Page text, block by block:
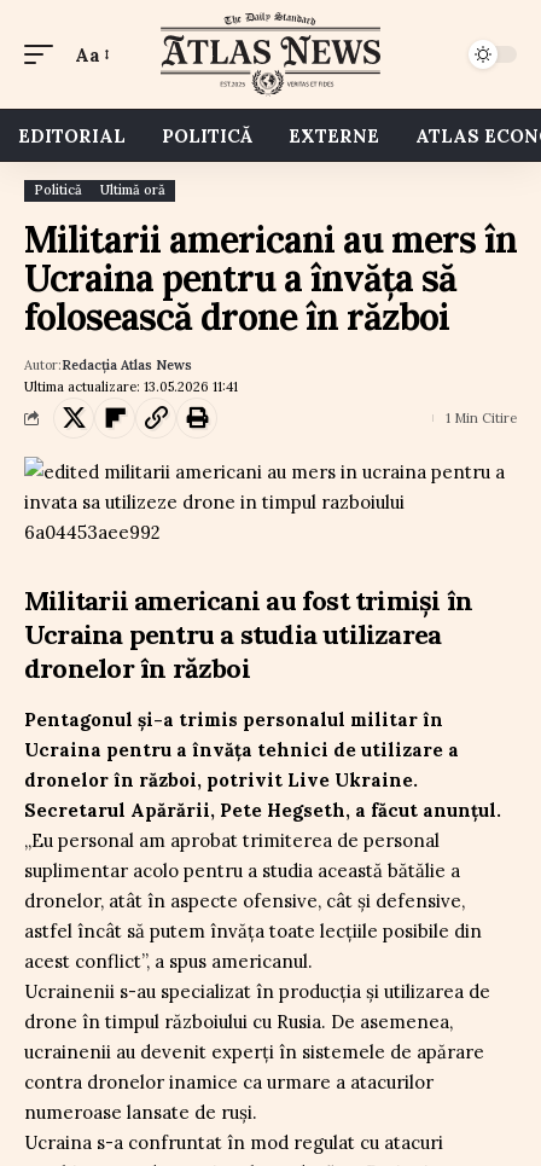
Aa
EDITORIAL POLITICĂ EXTERNE ATLAS
Politică Ultimă oră
Militarii americani au mers în
Ucraina pentru a învăța să
folosească drone în război
Ultima actualizare: 13.05.2026 11:41
Autor:Redacția Atlas News
1 Min Citire
Militarii americani au fost trimiși în
Ucraina pentru a studia utilizarea
dronelor în război
Pentagonul și-a trimis personalul militar în
Ucraina pentru a învăța tehnici de utilizare a
dronelor în război, potrivit Live Ukraine.
Secretarul Apărării, Pete Hegseth, a făcut anunțul.
„Eu personal am aprobat trimiterea de personal
suplimentar acolo pentru a studia această bătălie a
dronelor, atât în aspecte ofensive, cât și defensive,
astfel încât să putem învăța toate lecțiile posibile din
acest conflict”, a spus americanul.
Ucrainenii s-au specializat în producția și utilizarea de
drone în timpul războiului cu Rusia. De asemenea,
ucrainenii au devenit experți în sistemele de apărare
contra dronelor inamice ca urmare a atacurilor
numeroase lansate de ruși.
Ucraina s-a confruntat în mod regulat cu atacuri